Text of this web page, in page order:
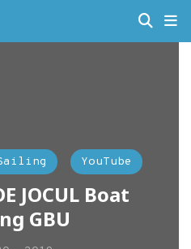
YouTube
JOCUL Boat
GBU